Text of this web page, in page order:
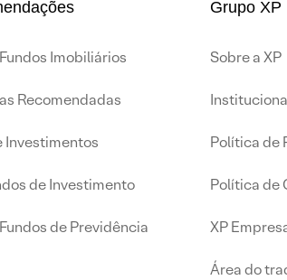
Imobiliários
Recomendadas
Investimentos
de Investimento
de Previdência
Grupo XP
Sobre a XP
Política de
Política de
XP
Área do